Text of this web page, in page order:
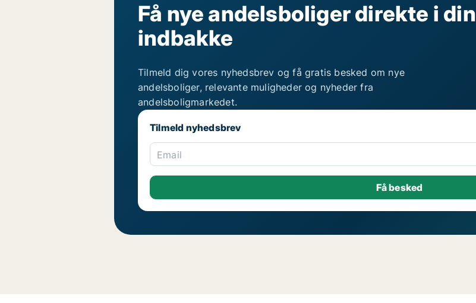
Få nye andelsboliger direkte i din
indbakke
Tilmeld dig vores nyhedsbrev og få gratis besked om nye
andelsboliger, relevante muligheder og nyheder fra
andelsboligmarkedet.
Tilmeld nyhedsbrev
Email